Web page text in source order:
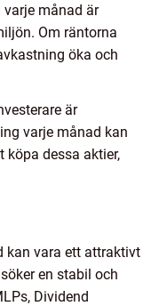
varje månad är
Om räntorna
öka och
är
varje månad kan
köpa dessa aktier,
kan vara ett attraktivt
en stabil och
Dividend